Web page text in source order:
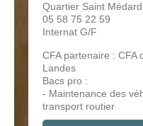
Quartier Saint
05 58 75 22 59
Internat G/F
CFA partenaire : CFA
Landes
Bacs pro :
- Maintenance des
transport routier